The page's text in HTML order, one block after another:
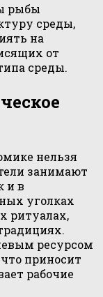
рыбы
среды,
на
от
среды.
нельзя
занимают
и в
уголках
ритуалах,
ресурсом
приносит
рабочие